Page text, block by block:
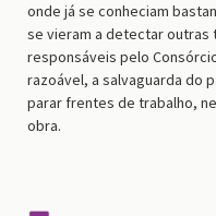
onde já se conheciam
se vieram a detectar outras
responsáveis pelo
razoável, a salvaguarda do
parar frentes de trabalho,
obra.